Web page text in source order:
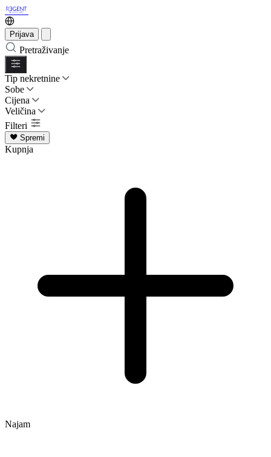
Prijava
Pretraživanje
Tip nekretnine
Sobe
Cijena
Veličina
Filteri
Spremi
Kupnja
Najam